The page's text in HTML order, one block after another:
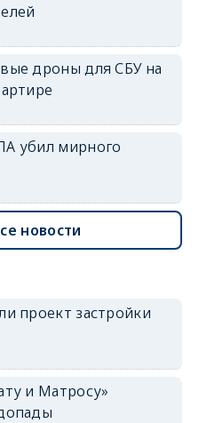
дроны для СБУ на
убил мирного
новости
проект застройки
и Матросу»